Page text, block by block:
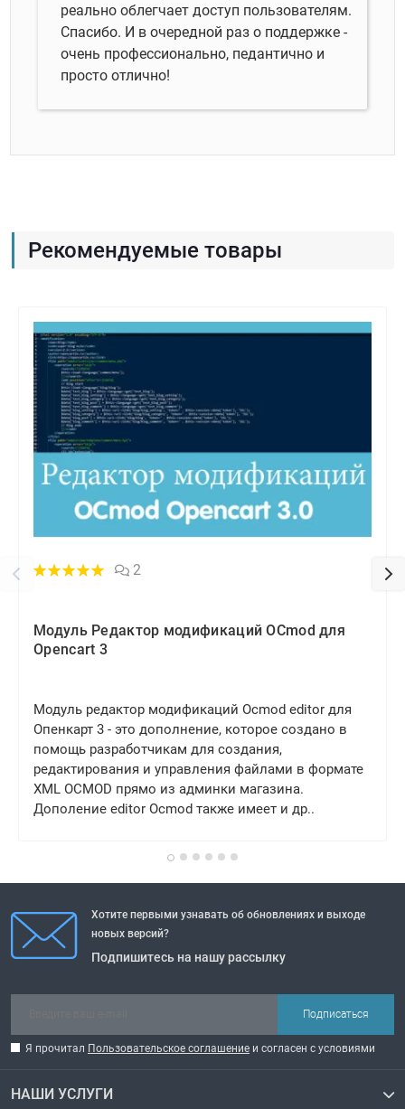
реально облегчает доступ пользователям.
Спасибо. И в очередной раз о поддержке -
очень профессионально, педантично и
просто отлично!
Рекомендуемые товары
2
Модуль Редактор модификаций OCmod для
Opencart 3
Модуль редактор модификаций Ocmod editor для
Опенкарт 3 - это дополнение, которое создано в
помощь разработчикам для создания,
редактирования и управления файлами в формате
XML OCMOD прямо из админки магазина.
Дополение editor Ocmod также имеет и др..
Хотите первыми узнавать об обновлениях и выходе
новых версий?
Подпишитесь на нашу рассылку
Подписаться
Я прочитал Пользовательское соглашение и согласен с условиями
НАШИ УСЛУГИ